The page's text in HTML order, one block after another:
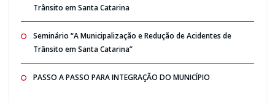
Trânsito em Santa Catarina
Seminário “A Municipalização e Redução de Acidentes de
Trânsito em Santa Catarina”
PASSO A PASSO PARA INTEGRAÇÃO DO MUNICÍPIO